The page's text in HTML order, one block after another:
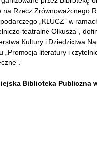
na Rzecz Zrównoważonego
„KLUCZ” w
teatralne Olkusza”,
Kultury i Dziedzictwa
„Promocja literatury i
Biblioteka Publiczna